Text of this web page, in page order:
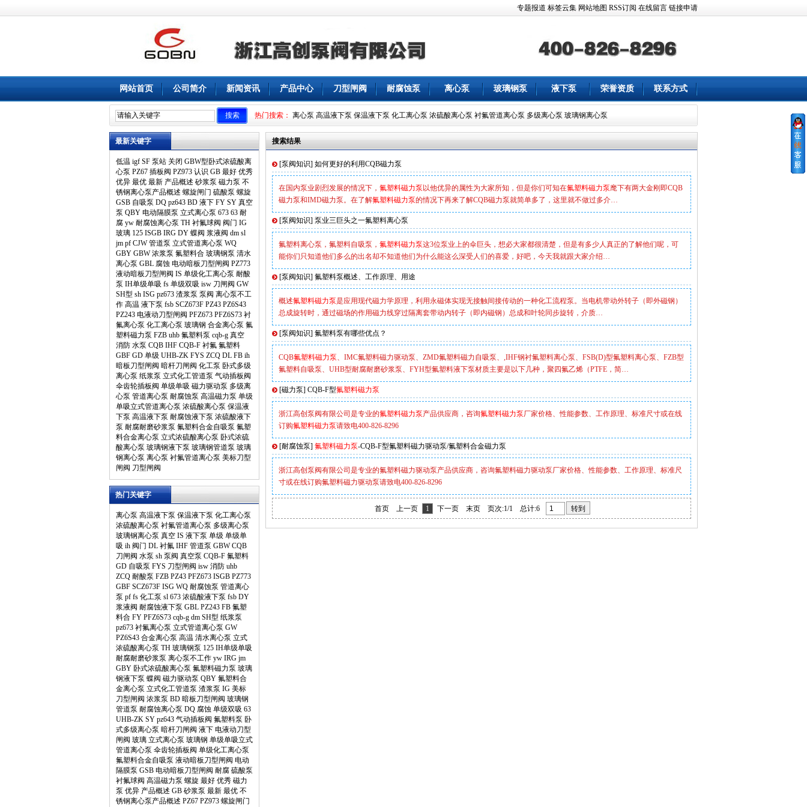
专题报道 标签云集 网站地图 RSS订阅 在线留言 链接申请
网站首页 公司简介 新闻资讯 产品中心 刀型闸阀 耐腐蚀泵 离心泵 玻璃钢泵 液下泵 荣誉资质 联系方式
热门搜索： 离心泵 高温液下泵 保温液下泵 化工离心泵 浓硫酸离心泵 衬氟管道离心泵 多级离心泵 玻璃钢离心泵
最新关键字
低温 igf SF 泵站 关闭 GBW型卧式浓硫酸离
心泵 PZ67 插板阀 PZ973 认识 GB 最好 优秀
优异 最优 最新 产品概述 砂浆泵 磁力泵 不
锈钢离心泵产品概述 螺旋闸门 硫酸泵 螺旋
GSB 自吸泵 DQ pz643 BD 液下 FY SY 真空
泵 QBY 电动隔膜泵 立式离心泵 673 63 耐
腐 yw 耐腐蚀离心泵 TH 衬氟球阀 阀门 IG
玻璃 125 ISGB IRG DY 蝶阀 浆液阀 dm sl
jm pf CJW 管道泵 立式管道离心泵 WQ
GBY GBW 浓浆泵 氟塑料合 玻璃钢泵 清水
离心泵 GBL 腐蚀 电动暗板刀型闸阀 PZ773
液动暗板刀型闸阀 IS 单级化工离心泵 耐酸
泵 IH单级单吸 fs 单级双吸 isw 刀闸阀 GW
SH型 sh ISG pz673 渣浆泵 泵阀 离心泵不工
作 高温 液下泵 fsb SCZ673F PZ43 PZ6S43
PZ243 电液动刀型闸阀 PFZ673 PFZ6S73 衬
氟离心泵 化工离心泵 玻璃钢 合金离心泵 氟
塑料磁力泵 FZB uhb 氟塑料泵 cqb-g 真空
消防 水泵 CQB IHF CQB-F 衬氟 氟塑料
GBF GD 单级 UHB-ZK FYS ZCQ DL FB ih
暗板刀型闸阀 暗杆刀闸阀 化工泵 卧式多级
离心泵 纸浆泵 立式化工管道泵 气动插板阀
伞齿轮插板阀 单级单吸 磁力驱动泵 多级离
心泵 管道离心泵 耐腐蚀泵 高温磁力泵 单级
单吸立式管道离心泵 浓硫酸离心泵 保温液
下泵 高温液下泵 耐腐蚀液下泵 浓硫酸液下
泵 耐腐耐磨砂浆泵 氟塑料合金自吸泵 氟塑
料合金离心泵 立式浓硫酸离心泵 卧式浓硫
酸离心泵 玻璃钢液下泵 玻璃钢管道泵 玻璃
钢离心泵 离心泵 衬氟管道离心泵 美标刀型
闸阀 刀型闸阀
热门关键字
离心泵 高温液下泵 保温液下泵 化工离心泵
浓硫酸离心泵 衬氟管道离心泵 多级离心泵
玻璃钢离心泵 真空 IS 液下泵 单级 单级单
吸 ih 阀门 DL 衬氟 IHF 管道泵 GBW CQB
刀闸阀 水泵 sh 泵阀 真空泵 CQB-F 氟塑料
GD 自吸泵 FYS 刀型闸阀 isw 消防 uhb
ZCQ 耐酸泵 FZB PZ43 PFZ673 ISGB PZ773
GBF SCZ673F ISG WQ 耐腐蚀泵 管道离心
泵 pf fs 化工泵 sl 673 浓硫酸液下泵 fsb DY
浆液阀 耐腐蚀液下泵 GBL PZ243 FB 氟塑
料合 FY PFZ6S73 cqb-g dm SH型 纸浆泵
pz673 衬氟离心泵 立式管道离心泵 GW
PZ6S43 合金离心泵 高温 清水离心泵 立式
浓硫酸离心泵 TH 玻璃钢泵 125 IH单级单吸
耐腐耐磨砂浆泵 离心泵不工作 yw IRG jm
GBY 卧式浓硫酸离心泵 氟塑料磁力泵 玻璃
钢液下泵 蝶阀 磁力驱动泵 QBY 氟塑料合
金离心泵 立式化工管道泵 渣浆泵 IG 美标
刀型闸阀 浓浆泵 BD 暗板刀型闸阀 玻璃钢
管道泵 耐腐蚀离心泵 DQ 腐蚀 单级双吸 63
UHB-ZK SY pz643 气动插板阀 氟塑料泵 卧
式多级离心泵 暗杆刀闸阀 液下 电液动刀型
闸阀 玻璃 立式离心泵 玻璃钢 单级单吸立式
管道离心泵 伞齿轮插板阀 单级化工离心泵
氟塑料合金自吸泵 液动暗板刀型闸阀 电动
隔膜泵 GSB 电动暗板刀型闸阀 耐腐 硫酸泵
衬氟球阀 高温磁力泵 螺旋 最好 优秀 磁力
泵 优异 产品概述 GB 砂浆泵 最新 最优 不
锈钢离心泵产品概述 PZ67 PZ973 螺旋闸门
搜索结果
[泵阀知识] 如何更好的利用CQB磁力泵
在国内泵业剧烈发展的情况下， 氟塑料磁力泵 以他优异的属性为大家所知，但是你们可知在氟塑料磁力泵麾下有两大金刚即CQB
磁力泵和IMD磁力泵。在了解氟塑料磁力泵的情况下再来了解CQB磁力泵就简单多了，这里就不做过多介…
[泵阀知识] 泵业三巨头之一氟塑料离心泵
氟塑料离心泵，氟塑料自吸泵， 氟塑料磁力泵这3位泵业上的伞巨头，想必大家都很清楚，但是有多少人真正的了解他们呢，可
能你们只知道他们多么的出名却不知道他们为什么能这么深受人们的喜爱，好吧，今天我就跟大家介绍…
[泵阀知识] 氟塑料泵概述、工作原理、用途
概述氟塑料磁力泵是应用现代磁力学原理，利用永磁体实现无接触间接传动的一种化工流程泵。当电机带动外转子（即外磁钢）
总成旋转时，通过磁场的作用磁力线穿过隔离套带动内转子（即内磁钢）总成和叶轮同步旋转，介质…
[泵阀知识] 氟塑料泵有哪些优点？
CQB氟塑料磁力泵、IMC氟塑料磁力驱动泵、ZMD氟塑料磁力自吸泵、,IHF钢衬氟塑料离心泵、FSB(D)型氟塑料离心泵、FZB型
氟塑料自吸泵、UHB型耐腐耐磨砂浆泵、FYH型氟塑料液下泵材质主要是以下几种，聚四氟乙烯（PTFE，简…
[磁力泵] CQB-F型氟塑料磁力泵
浙江高创泵阀有限公司是专业的氟塑料磁力泵产品供应商，咨询氟塑料磁力泵厂家价格、性能参数、工作原理、标准尺寸或在线
订购氟塑料磁力泵请致电400-826-8296
[耐腐蚀泵] 氟塑料磁力泵-CQB-F型氟塑料磁力驱动泵/氟塑料合金磁力泵
浙江高创泵阀有限公司是专业的氟塑料磁力驱动泵产品供应商，咨询氟塑料磁力驱动泵厂家价格、性能参数、工作原理、标准尺
寸或在线订购氟塑料磁力驱动泵请致电400-826-8296
首页 上一页 1 下一页 末页 页次:1/1 总计:6 转到